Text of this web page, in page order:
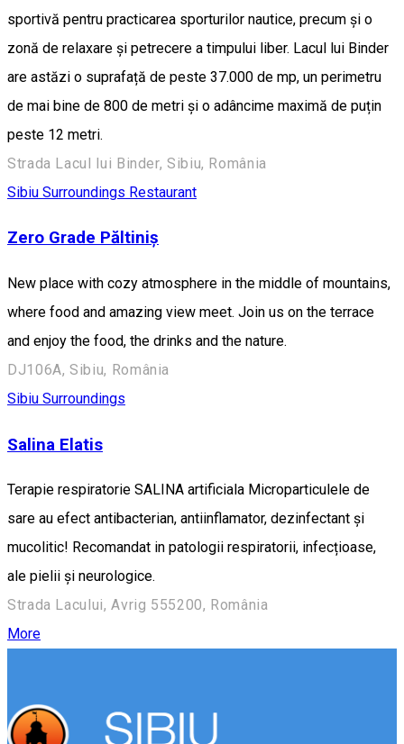
sportivă pentru practicarea sporturilor nautice, precum și o
zonă de relaxare și petrecere a timpului liber. Lacul lui Binder
are astăzi o suprafață de peste 37.000 de mp, un perimetru
de mai bine de 800 de metri și o adâncime maximă de puțin
peste 12 metri.
Strada Lacul lui Binder, Sibiu, România
Sibiu Surroundings Restaurant
Zero Grade Păltiniș
New place with cozy atmosphere in the middle of mountains,
where food and amazing view meet. Join us on the terrace
and enjoy the food, the drinks and the nature.
DJ106A, Sibiu, România
Sibiu Surroundings
Salina Elatis
Terapie respiratorie SALINA artificiala Microparticulele de
sare au efect antibacterian, antiinflamator, dezinfectant și
mucolitic! Recomandat in patologii respiratorii, infecțioase,
ale pielii și neurologice.
Strada Lacului, Avrig 555200, România
More